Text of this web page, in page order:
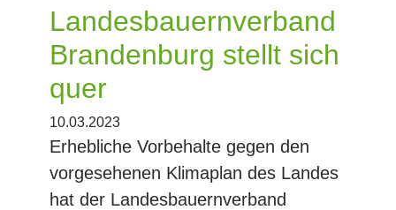
Landesbauernverband
Brandenburg stellt sich
quer
10.03.2023
Erhebliche Vorbehalte gegen den
vorgesehenen Klimaplan des Landes
hat der Landesbauernverband